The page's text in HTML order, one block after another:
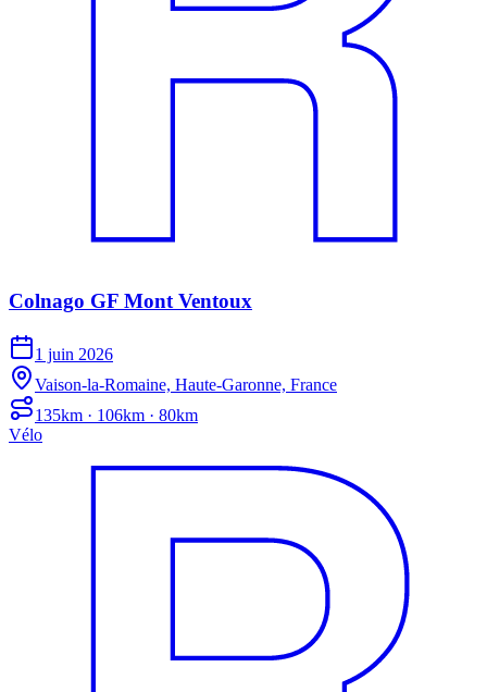
Colnago GF Mont Ventoux
1 juin 2026
Vaison-la-Romaine, Haute-Garonne, France
135km · 106km · 80km
Vélo